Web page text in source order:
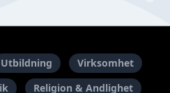
Utbildning
Virksomhet
Religion & Andlighet